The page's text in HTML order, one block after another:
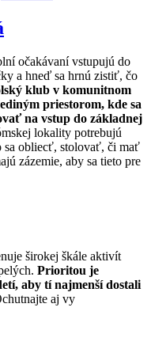
očakávaní vstupujú do
a hneď sa hrnú zistiť, čo
klub v komunitnom
priestorom, kde sa
na vstup do základnej
lokality potrebujú
sa obliecť, stolovať, či mať
zázemie, aby sa tieto pre
širokej škále aktivít
Prioritou je
aby tí najmenší dostali
aj vy